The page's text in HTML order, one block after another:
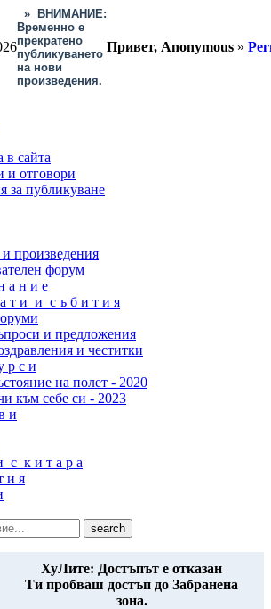
»
ВНИМАНИЕ:
Временно е
прекратено
публикуването
на нови
произведения.
Привет, Anonymous »
в сайта
и отговори
за публикуване
и произведения
форум
а н и е
т и и с ъ б и т и я
и предложения
и честитки
р с и
на полет - 2020
към себе си - 2023
и
с к и т а р а
и я
ХуЛите: Достъпът е отказан
Ти пробваш достъп до Забранена
зона.